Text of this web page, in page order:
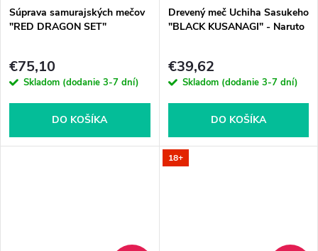
o
v
Súprava samurajských mečov
"RED DRAGON SET"
€75,10
Skladom (dodanie 3-7 dní)
DO KOŠÍKA
Drevený meč Uchiha Sasukeho
"BLACK KUSANAGI" - Naruto
€39,62
Skladom (dodanie 3-7 dní)
DO KOŠÍKA
18+